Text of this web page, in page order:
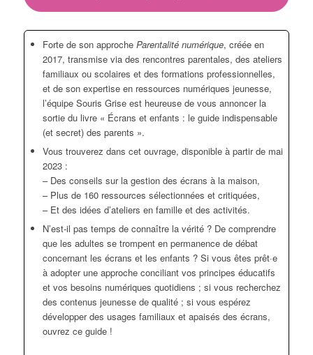
Forte de son approche Parentalité numérique, créée en
2017, transmise via des rencontres parentales, des ateliers
familiaux ou scolaires et des formations professionnelles,
et de son expertise en ressources numériques jeunesse,
l’équipe Souris Grise est heureuse de vous annoncer la
sortie du livre « Écrans et enfants : le guide indispensable
(et secret) des parents ».
Vous trouverez dans cet ouvrage, disponible à partir de mai
2023 :
– Des conseils sur la gestion des écrans à la maison,
– Plus de 160 ressources sélectionnées et critiquées,
– Et des idées d’ateliers en famille et des activités.
N’est-il pas temps de connaître la vérité ? De comprendre
que les adultes se trompent en permanence de débat
concernant les écrans et les enfants ? Si vous êtes prêt·e
à adopter une approche conciliant vos principes éducatifs
et vos besoins numériques quotidiens ; si vous recherchez
des contenus jeunesse de qualité ; si vous espérez
développer des usages familiaux et apaisés des écrans,
ouvrez ce guide !